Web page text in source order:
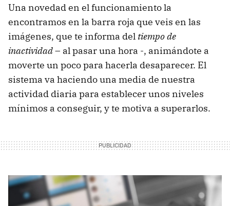
Una novedad en el funcionamiento la
encontramos en la barra roja que veis en las
imágenes, que te informa del tiempo de
inactividad– al pasar una hora -, animándote a
moverte un poco para hacerla desaparecer. El
sistema va haciendo una media de nuestra
actividad diaria para establecer unos niveles
mínimos a conseguir, y te motiva a superarlos.